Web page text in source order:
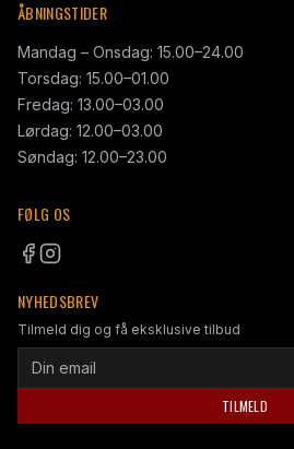
ÅBNINGSTIDER
Mandag – Onsdag: 15.00–24.00
Torsdag: 15.00–01.00
Fredag: 13.00–03.00
Lørdag: 12.00–03.00
Søndag: 12.00–23.00
FØLG OS
NYHEDSBREV
Tilmeld dig og få eksklusive tilbud
TILMELD